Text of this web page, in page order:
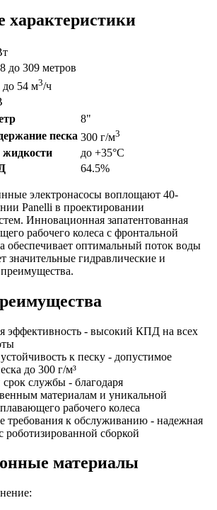
характеристики
до 309 метров
до 54 м3/ч
8"
песка 300 г/м3
жидкости
до +35°C
64.5%
электронасосы воплощают 40-
Panelli в проектировании
Инновационная запатентованная
рабочего колеса с фронтальной
обеспечивает оптимальный поток воды
значительные гидравлические и
эффективность - высокий КПД на всех
к песку - допустимое
до 300 г/м³
службы - благодаря
материалам и уникальной
рабочего колеса
к обслуживанию - надежная
роботизированной сборкой
материалы